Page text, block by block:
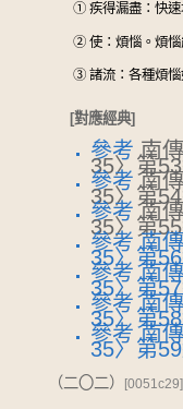
① 疾得漏盡：快
② 使：煩惱。煩
③ 諸流：各種煩
[對應經典]
參考南
35〉第
參考南
35〉第
參考南
35〉第
參考 南
35〉第
參考 南
35〉第
參考 南
35〉第
參考 南
35〉第
（二〇二） [0051c29]